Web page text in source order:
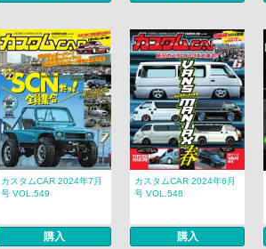
カスタムCAR 2024年7月
号 VOL.549
購入
カスタムCAR 2024年6月
号 VOL.548
購入